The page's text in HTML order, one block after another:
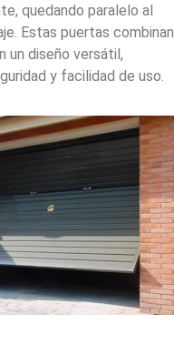
quedando paralelo al
Estas puertas combinan
un diseño versátil,
y facilidad de uso.